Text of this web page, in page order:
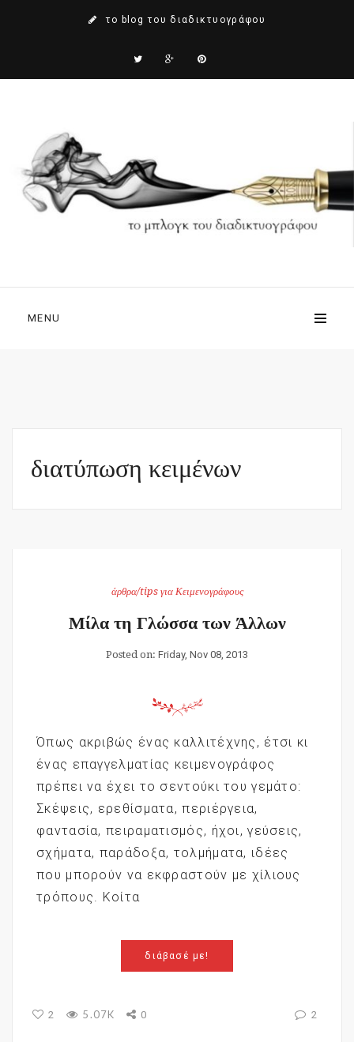
το blog του διαδικτυογράφου
MENU
διατύπωση κειμένων
άρθρα/tips για Κειμενογράφους
Μίλα τη Γλώσσα των Άλλων
Posted on: Friday, Nov 08, 2013
Όπως ακριβώς ένας καλλιτέχνης, έτσι κι
ένας επαγγελματίας κειμενογράφος
πρέπει να έχει το σεντούκι του γεμάτο:
Σκέψεις, ερεθίσματα, περιέργεια,
φαντασία, πειραματισμός, ήχοι, γεύσεις,
σχήματα, παράδοξα, τολμήματα, ιδέες
που μπορούν να εκφραστούν με χίλιους
τρόπους. Κοίτα
διάβασέ με!
2 5.07K 0 2